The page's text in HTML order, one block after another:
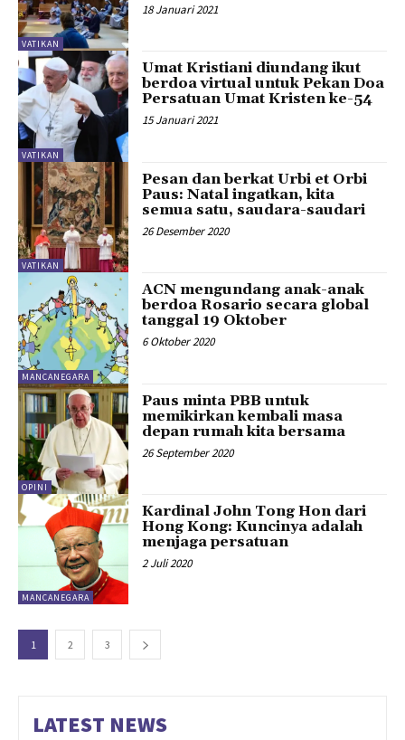
VATIKAN
18 Januari 2021
VATIKAN
Umat ​​Kristiani diundang ikut
berdoa virtual untuk Pekan Doa
Persatuan Umat Kristen ke-54
15 Januari 2021
VATIKAN
Pesan dan berkat Urbi et Orbi
Paus: Natal ingatkan, kita
semua satu, saudara-saudari
26 Desember 2020
MANCANEGARA
ACN mengundang anak-anak
berdoa Rosario secara global
tanggal 19 Oktober
6 Oktober 2020
OPINI
Paus minta PBB untuk
memikirkan kembali masa
depan rumah kita bersama
26 September 2020
MANCANEGARA
Kardinal John Tong Hon dari
Hong Kong: Kuncinya adalah
menjaga persatuan
2 Juli 2020
1 2 3
LATEST NEWS